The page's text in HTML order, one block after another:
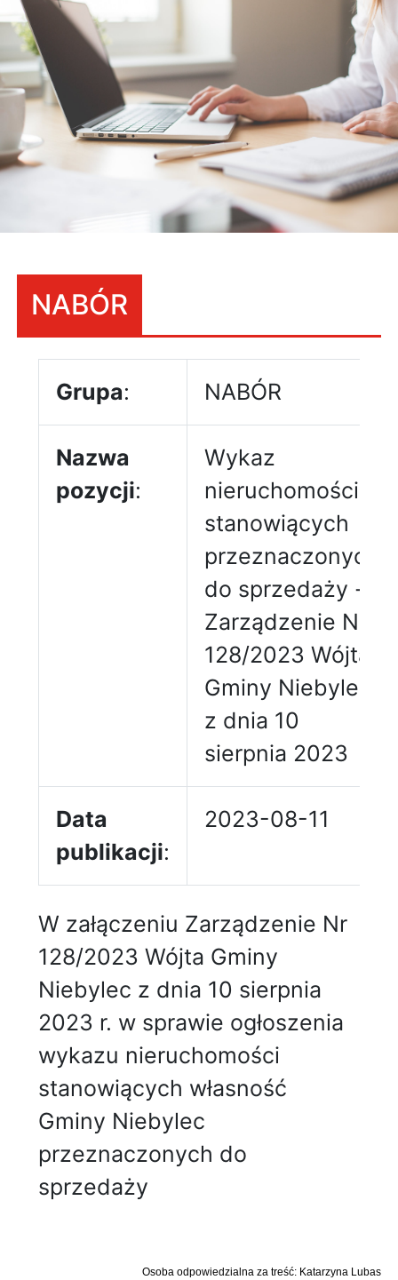
NABÓR
Grupa: NABÓR
Nazwa
pozycji:
Wykaz
nieruchomości
stanowiących
przeznaczonych
do sprzedaży -
Zarządzenie Nr
128/2023 Wójta
Gminy Niebylec
z dnia 10
sierpnia 2023
Data
publikacji:
2023-08-11
W załączeniu Zarządzenie Nr
128/2023 Wójta Gminy
Niebylec z dnia 10 sierpnia
2023 r. w sprawie ogłoszenia
wykazu nieruchomości
stanowiących własność
Gminy Niebylec
przeznaczonych do
sprzedaży
Osoba odpowiedzialna za treść: Katarzyna Lubas